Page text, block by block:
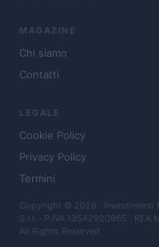
MAGAZINE
Chi siamo
Contatti
LEGALE
Cookie Policy
Privacy Policy
Termini
Copyright © 2026 · Investimenti
S.r.l. · P.IVA 13542920965 · REA
All Rights Reserved